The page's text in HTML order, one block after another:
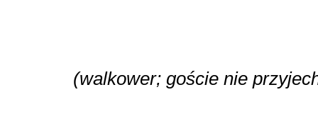
(walkower; goście nie